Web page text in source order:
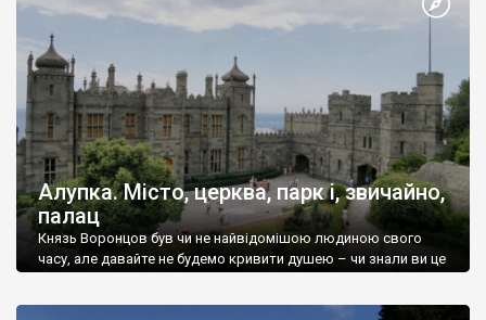
Алупка. Місто, церква, парк і, звичайно,
палац
Князь Воронцов був чи не найвідомішою людиною свого
часу, але давайте не будемо кривити душею – чи знали ви це